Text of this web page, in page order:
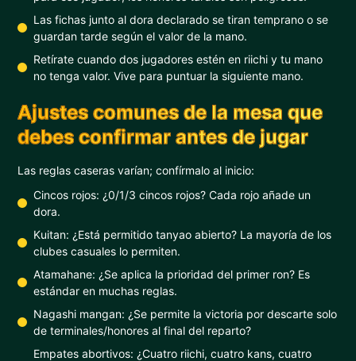
Las fichas junto al dora declarado se tiran temprano o se
guardan tarde según el valor de la mano.
Retírate cuando dos jugadores estén en riichi y tu mano
no tenga valor. Vive para puntuar la siguiente mano.
Ajustes comunes de la mesa que
debes confirmar antes de jugar
Las reglas caseras varían; confírmalo al inicio:
Cincos rojos: ¿0/1/3 cincos rojos? Cada rojo añade un
dora.
Kuitan: ¿Está permitido tanyao abierto? La mayoría de los
clubes casuales lo permiten.
Atamahane: ¿Se aplica la prioridad del primer ron? Es
estándar en muchas reglas.
Nagashi mangan: ¿Se permite la victoria por descarte solo
de terminales/honores al final del reparto?
Empates abortivos: ¿Cuatro riichi, cuatro kans, cuatro